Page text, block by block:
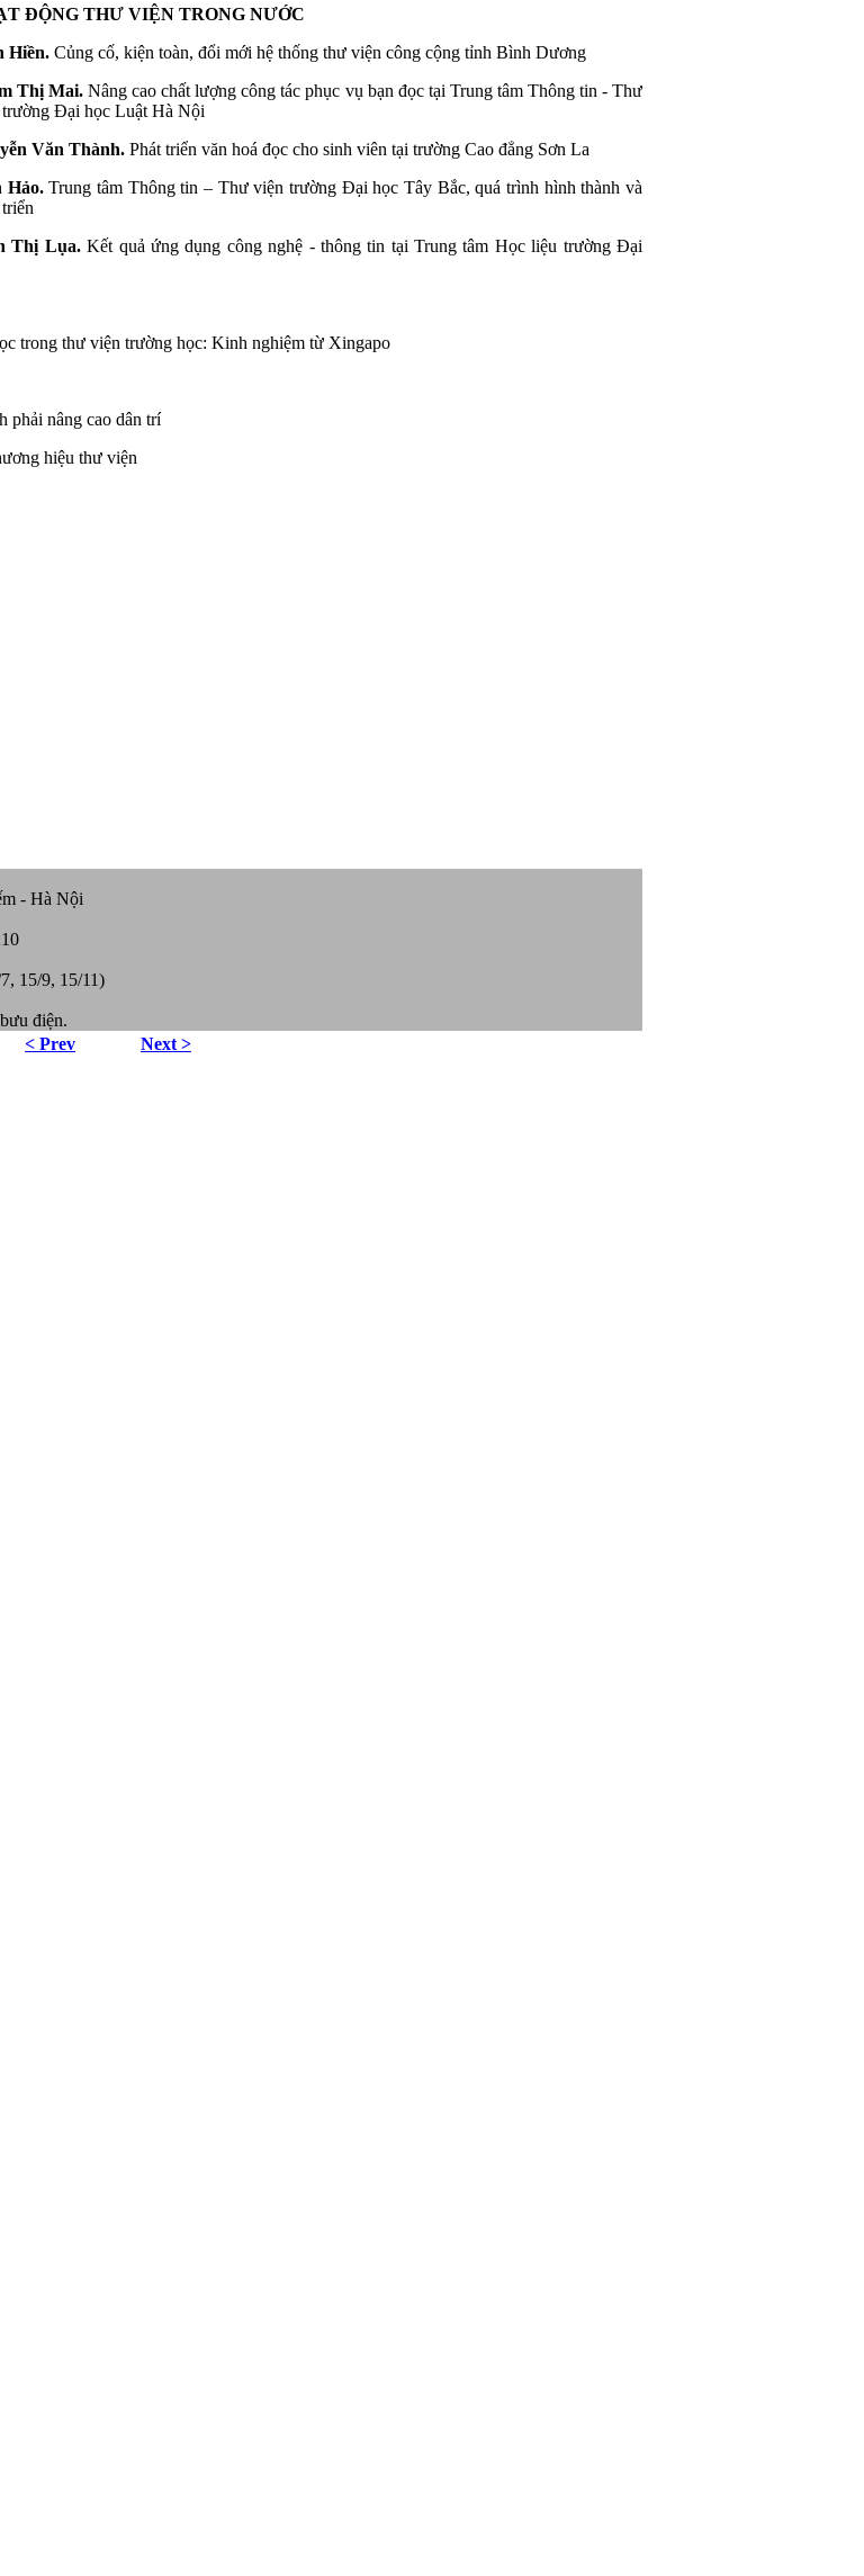
ĐỘNG THƯ VIỆN TRONG NƯỚC
Hiền. Củng cố, kiện toàn, đổi mới hệ thống thư viện công cộng tỉnh Bình Dương
Thị Mai.Nâng cao chất lượng công tác phục vụ bạn đọc tại Trung tâm Thông tin - Thư
Đại học Luật Hà Nội
Văn Thành. Phát triển văn hoá đọc cho sinh viên tại trường Cao đẳng Sơn La
Hảo.Trung tâm Thông tin – Thư viện trường Đại học Tây Bắc, quá trình hình thành và
Thị Lụa.Kết quả ứng dụng công nghệ - thông tin tại Trung tâm Học liệu trường Đại
trong thư viện trường học: Kinh nghiệm từ Xingapo
phải nâng cao dân trí
hiệu thư viện
- Hà Nội
15/9, 15/11)
điện.
< Prev
Next >